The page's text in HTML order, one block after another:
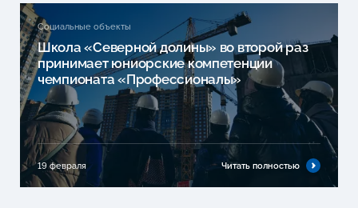
Социальные объекты
Школа «Северной долины» во второй раз
принимает юниорские компетенции
чемпионата «Профессионалы»
19 февраля Читать полностью